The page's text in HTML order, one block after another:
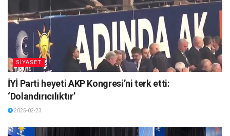
SİYASET
İYİ Parti heyeti AKP Kongresi’ni terk etti:
‘Dolandırıcılıktır’
2025-02-23